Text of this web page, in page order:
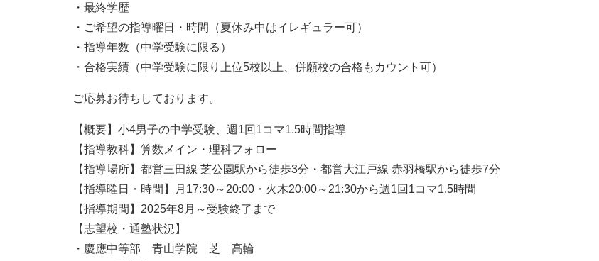
・最終学歴
・ご希望の指導曜日・時間（夏休み中はイレギュラー可）
・指導年数（中学受験に限る）
・合格実績（中学受験に限り上位5校以上、併願校の合格もカウント可）
ご応募お待ちしております。
【概要】小4男子の中学受験、週1回1コマ1.5時間指導
【指導教科】算数メイン・理科フォロー
【指導場所】都営三田線 芝公園駅から徒歩3分・都営大江戸線 赤羽橋駅から徒歩7分
【指導曜日・時間】月17:30～20:00・火木20:00～21:30から週1回1コマ1.5時間
【指導期間】2025年8月～受験終了まで
【志望校・通塾状況】
・慶應中等部 青山学院 芝 高輪